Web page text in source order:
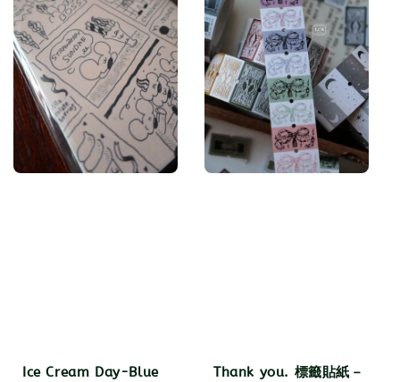
Ice Cream Day-Blue
Thank you. 標籤貼紙－